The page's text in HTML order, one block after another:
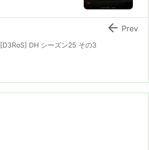
[D3RoS] DH シーズン25 その3
 Prev